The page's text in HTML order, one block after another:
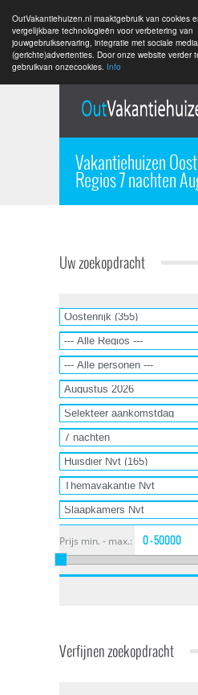
OutVakantiehuizen.nl maaktgebruik van cookies
vergelijkbare technologieën voor verbetering van
jouwgebruikservaring, integratie met sociale
(gerichte)advertenties. Door onze website verder
gebruikvan onzecookies. Info
Vakantiehuizen
Regios 7 nachten
Uw zoekopdracht
Prijs min. - max.:
Verfijnen zoekopdracht